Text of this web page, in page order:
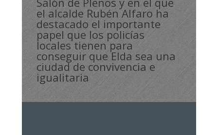
el alcalde Rubén Alfaro ha
destacado el importante
papel que los policías
locales tienen para
conseguir que Elda sea una
ciudad de convivencia e
igualitaria